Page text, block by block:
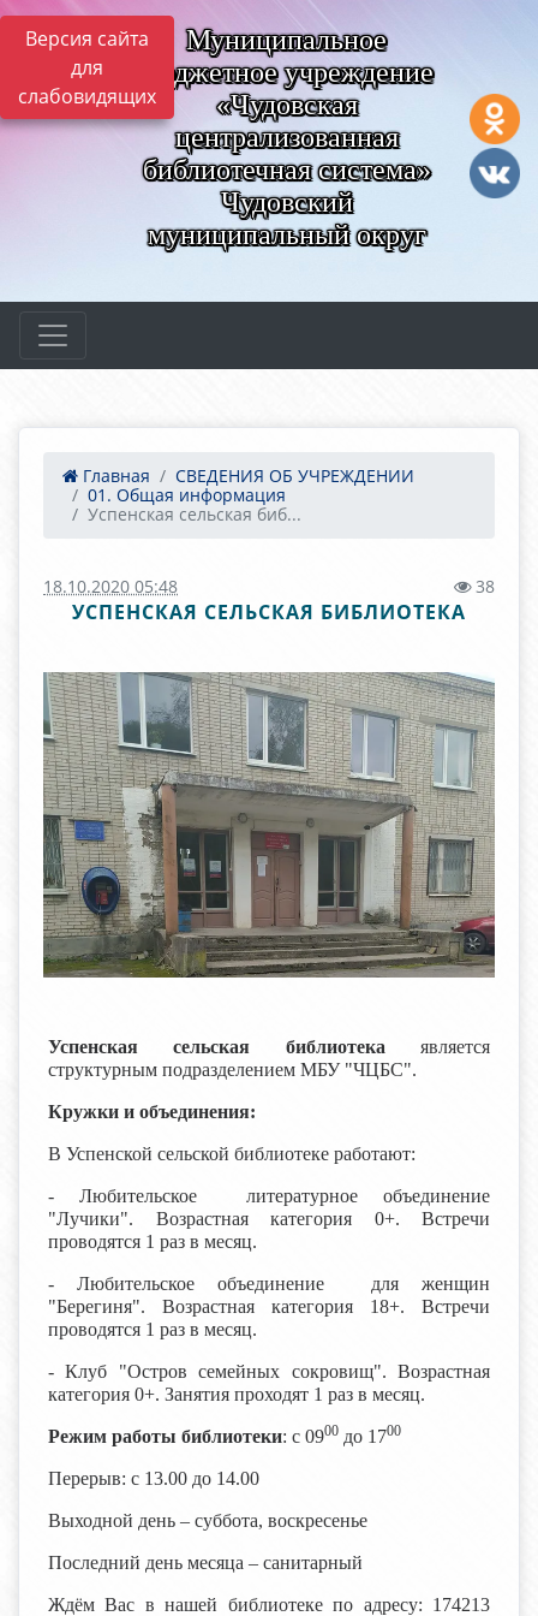
Версия сайта
для
слабовидящих
Муниципальное
бюджетное учреждение
«Чудовская
централизованная
библиотечная система»
Чудовский
муниципальный округ
Главная
СВЕДЕНИЯ ОБ УЧРЕЖДЕНИИ
01. Общая информация
Успенская сельская биб...
18.10.2020 05:48 38
УСПЕНСКАЯ СЕЛЬСКАЯ БИБЛИОТЕКА
Успенская сельская библиотека является
структурным подразделением МБУ "ЧЦБС".
Кружки и объединения:
В Успенской сельской библиотеке работают:
- Любительское литературное объединение
"Лучики". Возрастная категория 0+. Встречи
проводятся 1 раз в месяц.
- Любительское объединение для женщин
"Берегиня". Возрастная категория 18+. Встречи
проводятся 1 раз в месяц.
- Клуб "Остров семейных сокровищ". Возрастная
категория 0+. Занятия проходят 1 раз в месяц.
Режим работы библиотеки: с 0900 до 1700
Перерыв: с 13.00 до 14.00
Выходной день – суббота, воскресенье
Последний день месяца – санитарный
Ждём Вас в нашей библиотеке по адресу: 174213